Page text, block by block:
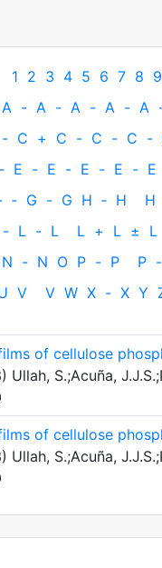
1 2 3 4 5 6 7 8 9
A - A - A - A - A
- C + C - C - C -
- E - E - E - E - E
‐ G - G H ‐ H H
- L - L L + L ± L
N - N O P - P P -
V V W X - X Y
of cellulose
Ullah, S.;Acuña,
of cellulose
Ullah, S.;Acuña,